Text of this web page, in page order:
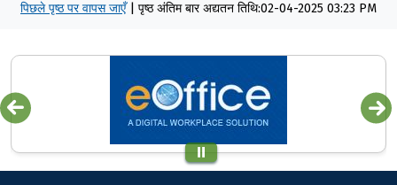
पिछले पृष्ठ पर वापस जाएँ पृष्ठ अंतिम बार अद्यतन तिथि:02-04-2025 03:23 PM